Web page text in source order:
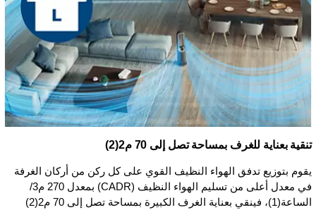
تنقية بعناية للغرف بمساحة تصل إلى 70 م2(2)
يقوم بتوزيع تدفق الهواء النظيف القوي على كل ركن من أركان الغرفة
في معدل أعلى من تسليم الهواء النظيف (CADR) بمعدل 270 م3/
الساعة(1)، فينقي بعناية الغرف الكبيرة بمساحة تصل إلى 70 م2(2)